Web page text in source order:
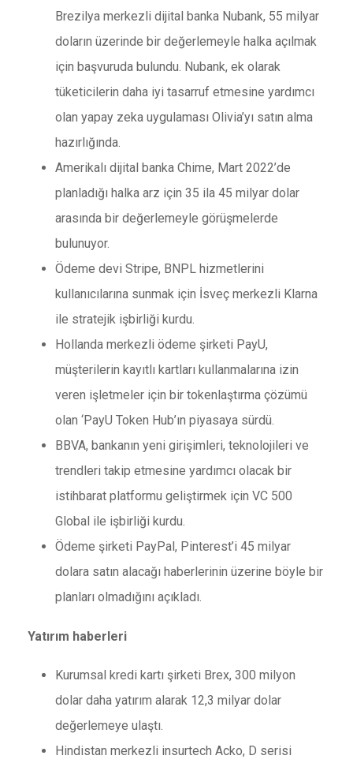
Brezilya merkezli dijital banka Nubank, 55 milyar
doların üzerinde bir değerlemeyle halka açılmak
için başvuruda bulundu. Nubank, ek olarak
tüketicilerin daha iyi tasarruf etmesine yardımcı
olan yapay zeka uygulaması Olivia’yı satın alma
hazırlığında.
Amerikalı dijital banka Chime, Mart 2022’de
planladığı halka arz için 35 ila 45 milyar dolar
arasında bir değerlemeyle görüşmelerde
bulunuyor.
Ödeme devi Stripe, BNPL hizmetlerini
kullanıcılarına sunmak için İsveç merkezli Klarna
ile stratejik işbirliği kurdu.
Hollanda merkezli ödeme şirketi PayU,
müşterilerin kayıtlı kartları kullanmalarına izin
veren işletmeler için bir tokenlaştırma çözümü
olan ‘PayU Token Hub’ın piyasaya sürdü.
BBVA, bankanın yeni girişimleri, teknolojileri ve
trendleri takip etmesine yardımcı olacak bir
istihbarat platformu geliştirmek için VC 500
Global ile işbirliği kurdu.
Ödeme şirketi PayPal, Pinterest’i 45 milyar
dolara satın alacağı haberlerinin üzerine böyle bir
planları olmadığını açıkladı.
Yatırım haberleri
Kurumsal kredi kartı şirketi Brex, 300 milyon
dolar daha yatırım alarak 12,3 milyar dolar
değerlemeye ulaştı.
Hindistan merkezli insurtech Acko, D serisi